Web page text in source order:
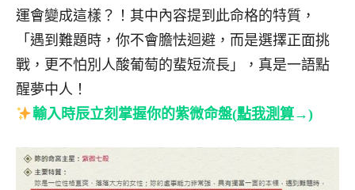
運會變成這樣？！其中內容提到此命格的特質，
「遇到難題時，你不會膽怯迴避，而是選擇正面挑
戰，更不怕別人酸葡萄的蜚短流長」，真是一語點
醒夢中人！
輸入時辰立刻掌握你的紫微命盤(點我測算→)